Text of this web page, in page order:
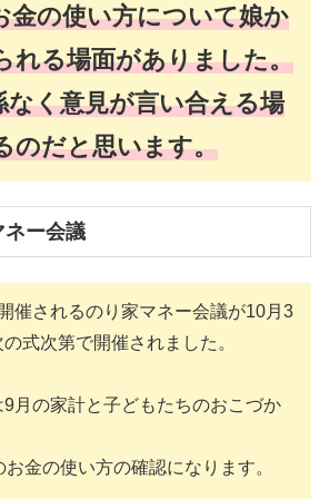
金の使い方について娘か
れる場面がありました。
なく意見が言い合える場
のだと思います。
ネー会議
催されるのり家マネー会議が10月3
式次第で開催されました。
9月の家計と子どもたちのおこづか
金の使い方の確認になります。